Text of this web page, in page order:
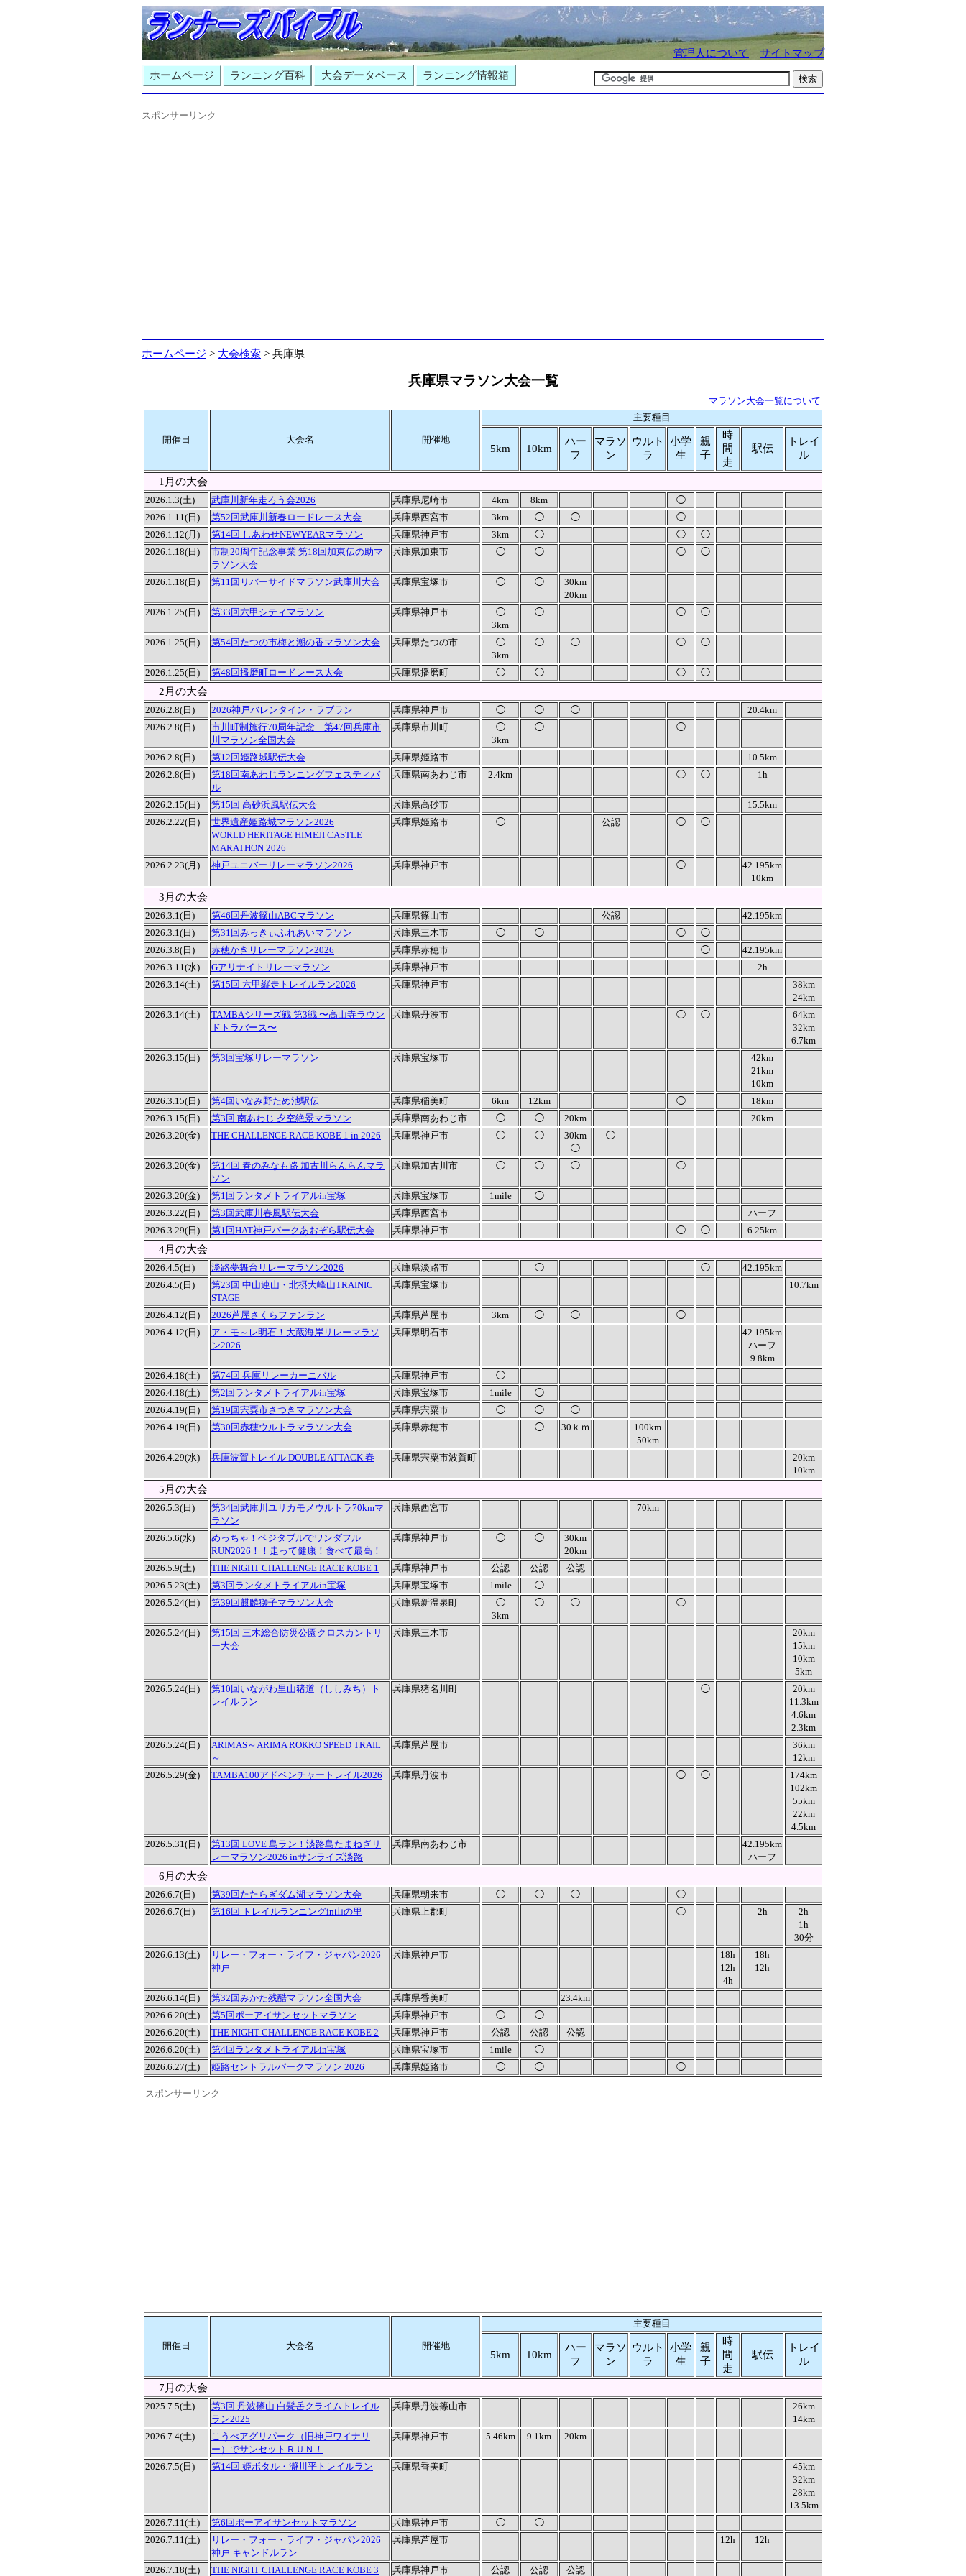
管理人について
サイトマップ
ホームページ
ランニング百科 大会データベース ランニング情報箱
スポンサーリンク
ホームページ > 大会検索 > 兵庫県
兵庫県マラソン大会一覧
マラソン大会一覧について
開催日 大会名 開催地
主要種目
5km 10km
ハー
フ
マラソ
ン
ウルト
ラ
小学
生
親
子
時
間
走
駅伝
トレイ
ル
1月の大会
2026.1.3(土) 武庫川新年走ろう会2026 兵庫県尼崎市 4km 8km
◯
2026.1.11(日)
第52回武庫川新春ロードレース大会 兵庫県西宮市 3km ◯ ◯
◯
2026.1.12(月)
第14回 しあわせNEWYEARマラソン 兵庫県神戸市 3km ◯ ◯
◯
2026.1.18(日)
市制20周年記念事業 第18回加東伝の助マ
ラソン大会
兵庫県加東市 ◯ ◯ ◯ ◯
2026.1.18(日) 第11回リバーサイドマラソン武庫川大会 兵庫県宝塚市 ◯ ◯
30km
20km
2026.1.25(日)
第33回六甲シティマラソン 兵庫県神戸市
◯
3km
◯ ◯ ◯
2026.1.25(日) 第54回たつの市梅と潮の香マラソン大会 兵庫県たつの市
◯
3km
◯ ◯ ◯ ◯
2026.1.25(日) 第48回播磨町ロードレース大会 兵庫県播磨町 ◯ ◯ ◯ ◯
2月の大会
2026.2.8(日) 2026神戸バレンタイン・ラブラン 兵庫県神戸市 ◯ ◯ ◯
20.4km
2026.2.8(日)
市川町制施行70周年記念 第47回兵庫市
川マラソン全国大会
兵庫県市川町
◯
3km
◯ ◯
2026.2.8(日) 第12回姫路城駅伝大会 兵庫県姫路市
10.5km
2026.2.8(日)
第18回南あわじランニングフェスティバ
ル
兵庫県南あわじ市 2.4km ◯ ◯ 1h
2026.2.15(日) 第15回 高砂浜風駅伝大会 兵庫県高砂市
15.5km
2026.2.22(日)
世界遺産姫路城マラソン2026
WORLD HERITAGE HIMEJI CASTLE
MARATHON 2026
兵庫県姫路市 ◯ 公認 ◯ ◯
2026.2.23(月) 神戸ユニバーリレーマラソン2026 兵庫県神戸市 ◯
42.195km
10km
3月の大会
2026.3.1(日) 第46回丹波篠山ABCマラソン 兵庫県篠山市 公認
42.195km
2026.3.1(日)
第31回みっきぃふれあいマラソン 兵庫県三木市 ◯ ◯ ◯
◯
2026.3.8(日)
赤穂かきリレーマラソン2026 兵庫県赤穂市 ◯
42.195km
2026.3.11(水)
Gアリナイトリレーマラソン 兵庫県神戸市
2h
2026.3.14(土)
第15回 六甲縦走トレイルラン2026 兵庫県神戸市
38km
24km
2026.3.14(土)
TAMBAシリーズ戦 第3戦 〜高山寺ラウン
ドトラバース〜
兵庫県丹波市 ◯ ◯
64km
32km
6.7km
2026.3.15(日)
第3回宝塚リレーマラソン 兵庫県宝塚市
42km
21km
10km
2026.3.15(日)
第4回いなみ野ため池駅伝 兵庫県稲美町 6km 12km ◯
18km
2026.3.15(日)
第3回 南あわじ 夕空絶景マラソン 兵庫県南あわじ市 ◯ ◯ 20km
20km
2026.3.20(金)
THE CHALLENGE RACE KOBE 1 in 2026 兵庫県神戸市 ◯ ◯
30km
◯
◯
2026.3.20(金)
第14回 春のみなも路 加古川らんらんマラ
ソン
兵庫県加古川市 ◯ ◯ ◯ ◯
2026.3.20(金) 第1回ランタメトライアルin宝塚 兵庫県宝塚市 1mile
◯
2026.3.22(日)
第3回武庫川春風駅伝大会 兵庫県西宮市
ハーフ
2026.3.29(日)
第1回HAT神戸パークあおぞら駅伝大会 兵庫県神戸市 ◯ ◯ 6.25km
4月の大会
2026.4.5(日) 淡路夢舞台リレーマラソン2026 兵庫県淡路市 ◯ ◯
42.195km
2026.4.5(日)
第23回 中山連山・北摂大峰山TRAINIC
STAGE
兵庫県宝塚市 10.7km
2026.4.12(日) 2026芦屋さくらファンラン 兵庫県芦屋市 3km ◯ ◯
◯
2026.4.12(日)
ア・モ～レ明石！大蔵海岸リレーマラソ
ン2026
兵庫県明石市
42.195km
ハーフ
9.8km
2026.4.18(土)
第74回 兵庫リレーカーニバル 兵庫県神戸市
◯
2026.4.18(土)
第2回ランタメトライアルin宝塚 兵庫県宝塚市 1mile
◯
2026.4.19(日)
第19回宍粟市さつきマラソン大会 兵庫県宍粟市 ◯ ◯
◯
2026.4.19(日)
第30回赤穂ウルトラマラソン大会 兵庫県赤穂市 ◯ 30ｋｍ
100km
50km
2026.4.29(水)
兵庫波賀トレイル DOUBLE ATTACK 春 兵庫県宍粟市波賀町
20km
10km
5月の大会
2026.5.3(日)
第34回武庫川ユリカモメウルトラ70kmマ
ラソン
兵庫県西宮市 70km
2026.5.6(水)
めっちゃ！ベジタブルでワンダフル
RUN2026！！走って健康！食べて最高！
兵庫県神戸市 ◯ ◯
30km
20km
2026.5.9(土)
THE NIGHT CHALLENGE RACE KOBE 1 兵庫県神戸市 公認 公認
公認
2026.5.23(土)
第3回ランタメトライアルin宝塚 兵庫県宝塚市 1mile
◯
2026.5.24(日)
第39回麒麟獅子マラソン大会 兵庫県新温泉町
◯
3km
◯ ◯ ◯
2026.5.24(日)
第15回 三木総合防災公園クロスカントリ
ー大会
兵庫県三木市
20km
15km
10km
5km
2026.5.24(日)
第10回いながわ里山猪道（ししみち）ト
レイルラン
兵庫県猪名川町 ◯
20km
11.3km
4.6km
2.3km
2026.5.24(日)
ARIMAS～ARIMA ROKKO SPEED TRAIL
～
兵庫県芦屋市
36km
12km
2026.5.29(金)
TAMBA100アドベンチャートレイル2026 兵庫県丹波市 ◯ ◯
174km
102km
55km
22km
4.5km
2026.5.31(日)
第13回 LOVE 島ラン！淡路島たまねぎリ
レーマラソン2026 inサンライズ淡路
兵庫県南あわじ市
42.195km
ハーフ
6月の大会
2026.6.7(日) 第39回たたらぎダム湖マラソン大会 兵庫県朝来市 ◯ ◯ ◯
◯
2026.6.7(日)
第16回 トレイルランニングin山の里 兵庫県上郡町 ◯ 2h
2h
1h
30分
2026.6.13(土)
リレー・フォー・ライフ・ジャパン2026
神戸
兵庫県神戸市
18h
12h
4h
18h
12h
2026.6.14(日) 第32回みかた残酷マラソン全国大会 兵庫県香美町
23.4km
2026.6.20(土)
第5回ポーアイサンセットマラソン 兵庫県神戸市 ◯
◯
2026.6.20(土)
THE NIGHT CHALLENGE RACE KOBE 2 兵庫県神戸市 公認 公認
公認
2026.6.20(土)
第4回ランタメトライアルin宝塚 兵庫県宝塚市 1mile
◯
2026.6.27(土)
姫路セントラルパークマラソン 2026 兵庫県姫路市 ◯ ◯ ◯
スポンサーリンク
開催日 大会名 開催地
主要種目
5km 10km
ハー
フ
マラソ
ン
ウルト
ラ
小学
生
親
子
時
間
走
駅伝
トレイ
ル
7月の大会
2025.7.5(土)
第3回 丹波篠山 白髪岳クライムトレイル
ラン2025
兵庫県丹波篠山市
26km
14km
2026.7.4(土)
こうべアグリパーク（旧神戸ワイナリ
ー）でサンセットＲＵＮ！
兵庫県神戸市 5.46km 9.1km 20km
2026.7.5(日) 第14回 姫ボタル・瀞川平トレイルラン 兵庫県香美町
45km
32km
28km
13.5km
2026.7.11(土)
第6回ポーアイサンセットマラソン 兵庫県神戸市 ◯
◯
2026.7.11(土)
リレー・フォー・ライフ・ジャパン2026
神戸 キャンドルラン
兵庫県芦屋市 12h 12h
2026.7.18(土) THE NIGHT CHALLENGE RACE KOBE 3 兵庫県神戸市 公認 公認 公認